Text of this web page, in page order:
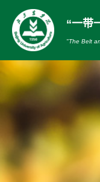
“一带
"The Belt